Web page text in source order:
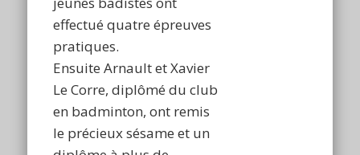
effectué quatre épreuves
pratiques.
Ensuite Arnault et Xavier
Le Corre, diplômé du club
en badminton, ont remis
le précieux sésame et un